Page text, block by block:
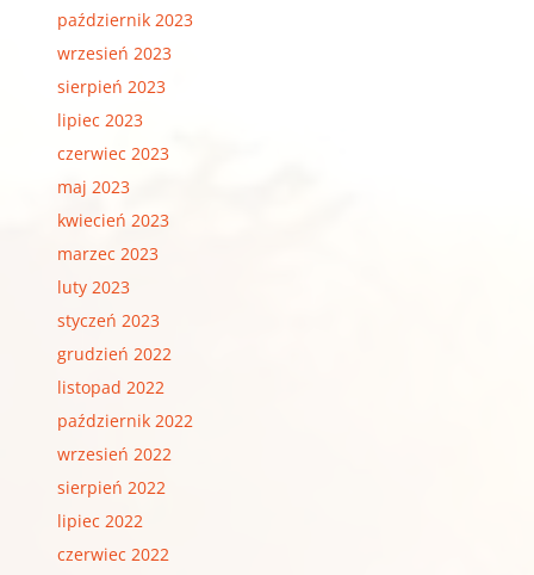
październik 2023
wrzesień 2023
sierpień 2023
lipiec 2023
czerwiec 2023
maj 2023
kwiecień 2023
marzec 2023
luty 2023
styczeń 2023
grudzień 2022
listopad 2022
październik 2022
wrzesień 2022
sierpień 2022
lipiec 2022
czerwiec 2022